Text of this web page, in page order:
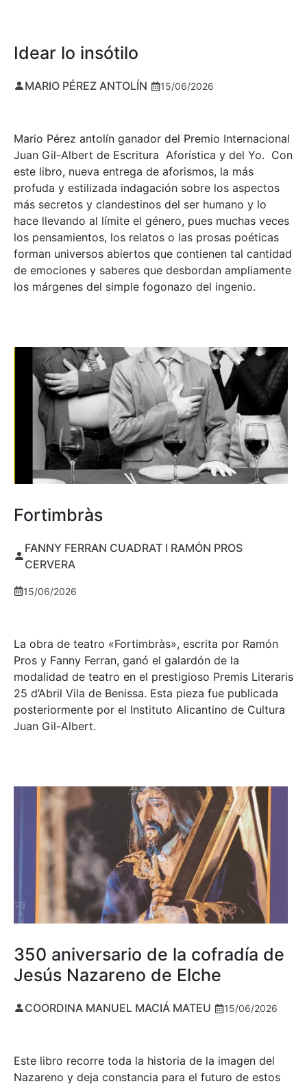
Idear lo insótilo
MARIO PÉREZ ANTOLÍN 15/06/2026
Mario Pérez antolín ganador del Premio Internacional
Juan Gil-Albert de Escritura Aforística y del Yo. Con
este libro, nueva entrega de aforismos, la más
profuda y estilizada indagación sobre los aspectos
más secretos y clandestinos del ser humano y lo
hace llevando al límite el género, pues muchas veces
los pensamientos, los relatos o las prosas poéticas
forman universos abiertos que contienen tal cantidad
de emociones y saberes que desbordan ampliamente
los márgenes del simple fogonazo del ingenio.
Fortimbràs
FANNY FERRAN CUADRAT I RAMÓN PROS
CERVERA
15/06/2026
La obra de teatro «Fortimbràs», escrita por Ramón
Pros y Fanny Ferran, ganó el galardón de la
modalidad de teatro en el prestigioso Premis Literaris
25 d’Abril Vila de Benissa. Esta pieza fue publicada
posteriormente por el Instituto Alicantino de Cultura
Juan Gil-Albert.
350 aniversario de la cofradía de
Jesús Nazareno de Elche
COORDINA MANUEL MACIÁ MATEU 15/06/2026
Este libro recorre toda la historia de la imagen del
Nazareno y deja constancia para el futuro de estos